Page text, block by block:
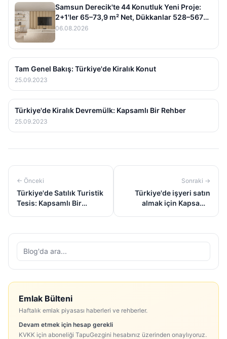
Samsun Derecik'te 44 Konutluk Yeni Proje:
2+1'ler 65–73,9 m² Net, Dükkanlar 528–567
m²
06.08.2026
Tam Genel Bakış: Türkiye'de Kiralık Konut
25.09.2023
Türkiye'de Kiralık Devremülk: Kapsamlı Bir Rehber
25.09.2023
← Önceki
Türkiye'de Satılık Turistik
Tesis: Kapsamlı Bir
Sonraki →
Türkiye'de işyeri satın
almak için Kapsamlı
Blog'da ara...
Emlak Bülteni
Haftalık emlak piyasası haberleri ve rehberler.
Devam etmek için hesap gerekli
KVKK için aboneliği TapuGezgini hesabınız üzerinden onaylıyoruz.